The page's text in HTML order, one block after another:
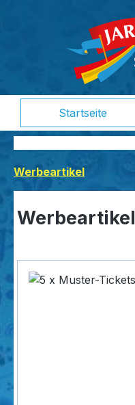
Startseite
Werbeartikel
Werbeartikel